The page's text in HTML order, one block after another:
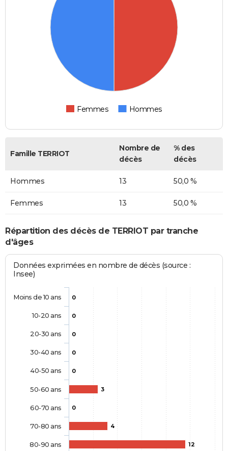
Femmes Hommes
Famille TERRIOT
Nombre de
décès
% des
décès
Hommes 13 50,0 %
Femmes 13 50,0 %
Répartition des décès de TERRIOT par tranche
d'âges
Données exprimées en nombre de décès (source :
Insee)
0
0
0
0
0
3
0
4
12
Moins de 10 ans
10-20 ans
20-30 ans
30-40 ans
40-50 ans
50-60 ans
60-70 ans
70-80 ans
80-90 ans